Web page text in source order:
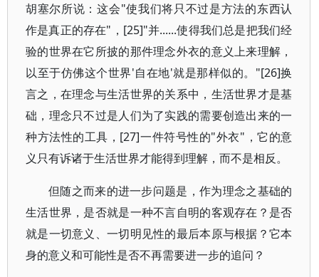
胡塞尔所说：这会"使我们将只不过是方法的东西认
作是真正的存在"，[25]"并......使得我们总是把我们经
验的世界在它所披的那件理念外衣的意义上来理解，
以至于仿佛这个世界'自在地'就是那样似的。"[26]换
言之，在理念与生活世界的关系中，生活世界才是基
础，理念只不过是人们为了实践的需要创造出来的一
种方法性的工具，[27]一件符号性的"外衣"，它的意
义只有诉诸于生活世界才能得到理解，而不是相反。
但随之而来的进一步问题是，作为理念之基础的
生活世界，是否就是一种不言自明的客观存在？是否
就是一切意义、一切明见性的最后本原与根据？它本
身的意义和可能性是否不再需要进一步的追问？